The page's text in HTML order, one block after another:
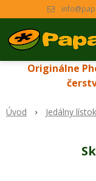
Originálne
Úvod Jedálny lístok